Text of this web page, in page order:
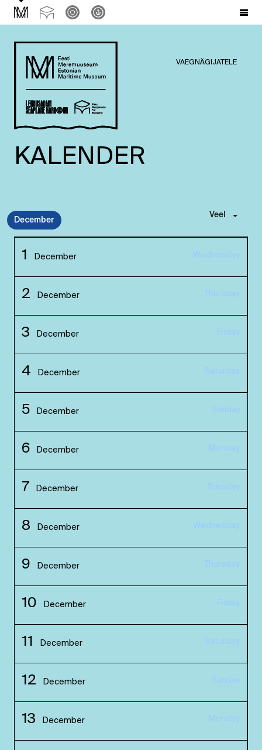
VAEGNÄGIJATELE
KALENDER
December
Veel
1 December Wednesday
2 December Thursday
3 December Friday
4 December Saturday
5 December Sunday
6 December Monday
7 December Tuesday
8 December Wednesday
9 December Thursday
10 December Friday
11 December Saturday
12 December Sunday
13 December Monday